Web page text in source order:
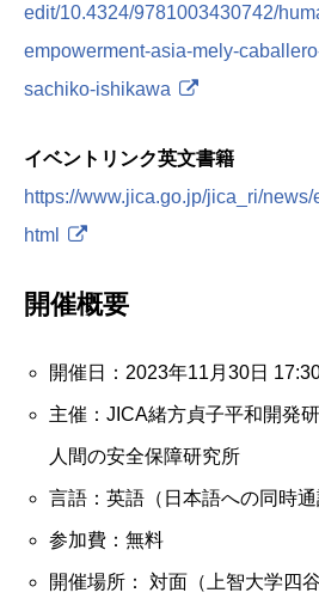
edit/10.4324/9781003430742/
empowerment-asia-mely-
sachiko-ishikawa
イベントリンク英文書籍
https://www.jica.go.jp/jica_ri/
html
開催概要
開催日：2023年11月30日
主催：JICA緒方貞子平和開発
人間の安全保障研究所
言語：英語（日本語への同時通
参加費：無料
開催場所： 対面（上智大学四